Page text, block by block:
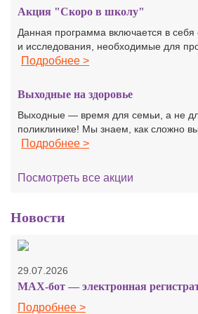
Акция "Скоро в школу"
Данная программа включается в себя
и исследования, необходимые для
Подробнее >
Выходные на здоровье
Выходные — время для семьи, а не
поликлинике! Мы знаем, как сложно
Подробнее >
Посмотреть все акции
Новости
29.07.2026
MAX-бот — электронная
Подробнее >